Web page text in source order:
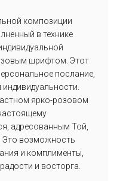
композиции
в технике
шрифтом. Этот
послание,
ярко-розовом
адресованным Той,
Это возможность
и комплименты,
и восторга.